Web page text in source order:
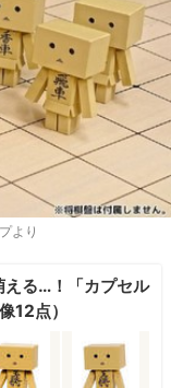
より
える…！「カプセル
12点）